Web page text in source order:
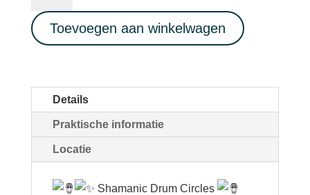
circle
23/05/2025
Toevoegen aan winkelwagen
Details
Praktische informatie
Locatie
Shamanic Drum Circles